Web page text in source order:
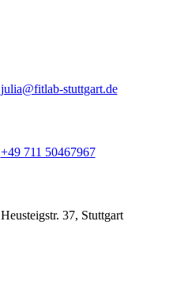
julia@fitlab-stuttgart.de
+49 711 50467967
Heusteigstr. 37, Stuttgart